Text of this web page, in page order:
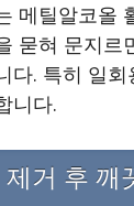
메틸알코올
묻혀 문지르
다. 특히 일
니다.
거 후 깨